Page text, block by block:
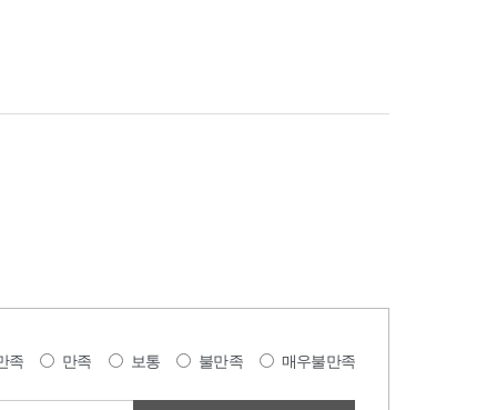
족 만족 보통 불만족 매우불만족